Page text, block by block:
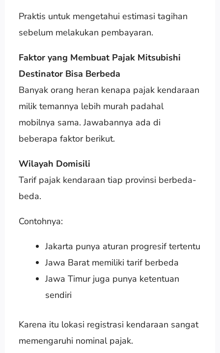
Praktis untuk mengetahui estimasi tagihan
sebelum melakukan pembayaran.
Faktor yang Membuat Pajak Mitsubishi
Destinator Bisa Berbeda
Banyak orang heran kenapa pajak kendaraan
milik temannya lebih murah padahal
mobilnya sama. Jawabannya ada di
beberapa faktor berikut.
Wilayah Domisili
Tarif pajak kendaraan tiap provinsi berbeda-
beda.
Contohnya:
Jakarta punya aturan progresif tertentu
Jawa Barat memiliki tarif berbeda
Jawa Timur juga punya ketentuan
sendiri
Karena itu lokasi registrasi kendaraan sangat
memengaruhi nominal pajak.